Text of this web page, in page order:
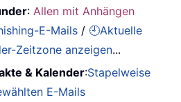
: Allen mit Anhängen
E-Mails / 🕘Aktuelle
Zeitzone anzeigen...
& Kalender:Stapelweise
E-Mails